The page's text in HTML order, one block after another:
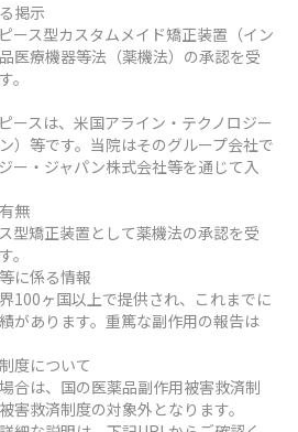
掲示
ース型カスタムメイド矯正装置（イン
医療機器等法（薬機法）の承認を受
。
ースは、米国アライン・テクノロジー
）等です。当院はそのグループ会社で
ー・ジャパン株式会社等を通じて入
無
型矯正装置として薬機法の承認を受
。
に係る情報
100ヶ国以上で提供され、これまでに
があります。重篤な副作用の報告は
度について
合は、国の医薬品副作用被害救済制
害救済制度の対象外となります。